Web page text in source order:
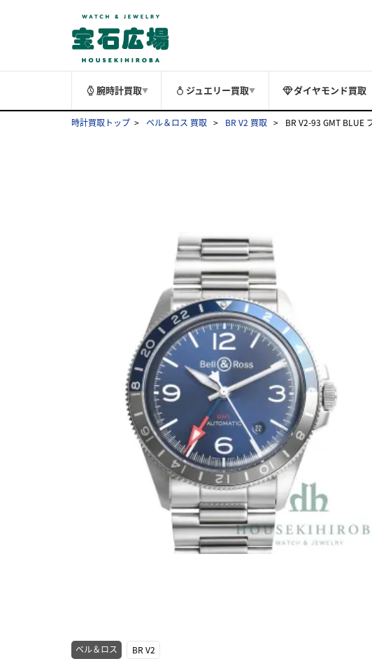
腕時計買取▼ ジュエリー買取▼ ダイヤモンド買取
時計買取トップ ベル＆ロス 買取 BR V2 買取 BR V2-93 GMT BLUE
ベル＆ロス BR V2